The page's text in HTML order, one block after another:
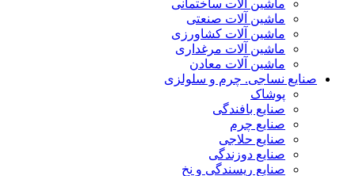
ماشین آلات ساختمانی
ماشین آلات صنعتی
ماشین آلات کشاورزی
ماشین آلات مرغداری
ماشین آلات معادن
صنایع نساجی. چرم و سلولزی
پوشاک
صنایع بافندگی
صنایع چرم
صنایع حلاجی
صنایع دوزندگی
صنایع ریسندگی و نخ